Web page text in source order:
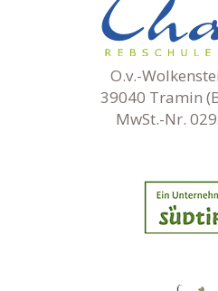
O.v.-
39040 Tramin
MwSt.-Nr.